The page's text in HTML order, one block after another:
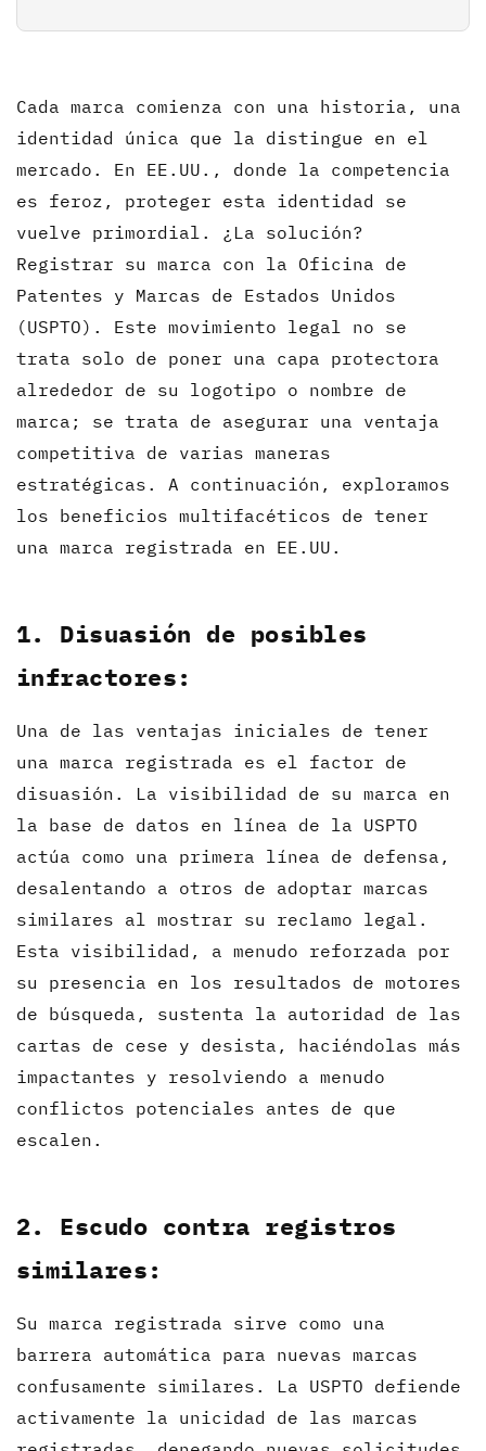
Cada marca comienza con una historia, una
identidad única que la distingue en el
mercado. En EE.UU., donde la competencia
es feroz, proteger esta identidad se
vuelve primordial. ¿La solución?
Registrar su marca con la Oficina de
Patentes y Marcas de Estados Unidos
(USPTO). Este movimiento legal no se
trata solo de poner una capa protectora
alrededor de su logotipo o nombre de
marca; se trata de asegurar una ventaja
competitiva de varias maneras
estratégicas. A continuación, exploramos
los beneficios multifacéticos de tener
una marca registrada en EE.UU.
1. Disuasión de posibles
infractores:
Una de las ventajas iniciales de tener
una marca registrada es el factor de
disuasión. La visibilidad de su marca en
la base de datos en línea de la USPTO
actúa como una primera línea de defensa,
desalentando a otros de adoptar marcas
similares al mostrar su reclamo legal.
Esta visibilidad, a menudo reforzada por
su presencia en los resultados de motores
de búsqueda, sustenta la autoridad de las
cartas de cese y desista, haciéndolas más
impactantes y resolviendo a menudo
conflictos potenciales antes de que
escalen.
2. Escudo contra registros
similares:
Su marca registrada sirve como una
barrera automática para nuevas marcas
confusamente similares. La USPTO defiende
activamente la unicidad de las marcas